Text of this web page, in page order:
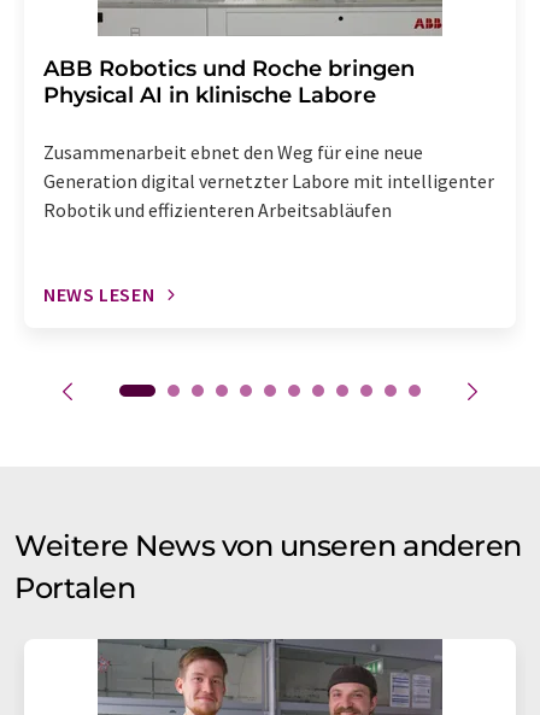
​​​​​​​ABB Robotics und Roche bringen
Physical AI in klinische Labore
Zusammenarbeit ebnet den Weg für eine neue
Generation digital vernetzter Labore mit intelligenter
Robotik und effizienteren Arbeitsabläufen
NEWS LESEN
Weitere News von unseren anderen
Portalen